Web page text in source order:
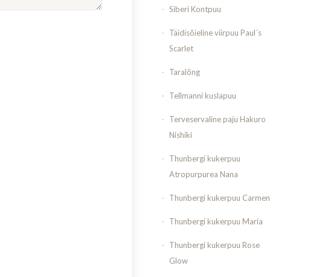
Siberi Kontpuu
Täidisõieline viirpuu Paul´s
Scarlet
Taralõng
Tellmanni kuslapuu
Terveservaline paju Hakuro
Nishiki
Thunbergi kukerpuu
Atropurpurea Nana
Thunbergi kukerpuu Carmen
Thunbergi kukerpuu Maria
Thunbergi kukerpuu Rose
Glow